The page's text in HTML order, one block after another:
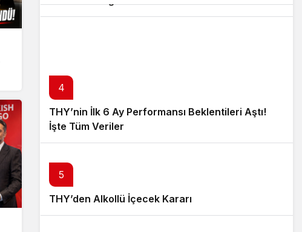
4
THY’nin İlk 6 Ay Performansı Beklentileri Aştı!
İşte Tüm Veriler
5
THY’den Alkollü İçecek Kararı